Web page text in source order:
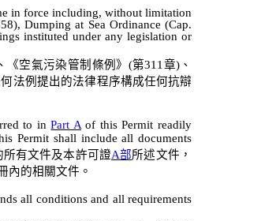
in force including, without limitation
Dumping at Sea Ordinance (Cap.
instituted under any legislation or
、《空氣污染管制條例》 (第311 章) 、
法例提出的法律程序構成任何抗辯
to inPart Aof this Permit readily
Permit shall include all documents
有文件及本許可證A部所述文件，
內的相關文件。
all conditions and all requirements